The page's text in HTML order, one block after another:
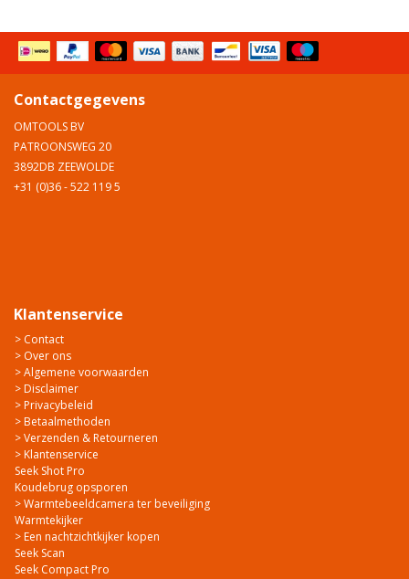
Contactgegevens
OMTOOLS BV
PATROONSWEG 20
3892DB ZEEWOLDE
+31 (0)36 - 522 119 5
Klantenservice
> Contact
> Over ons
> Algemene voorwaarden
> Disclaimer
> Privacybeleid
> Betaalmethoden
> Verzenden & Retourneren
> Klantenservice
Seek Shot Pro
Koudebrug opsporen
> Warmtebeeldcamera ter beveiliging
Warmtekijker
> Een nachtzichtkijker kopen
Seek Scan
Seek Compact Pro